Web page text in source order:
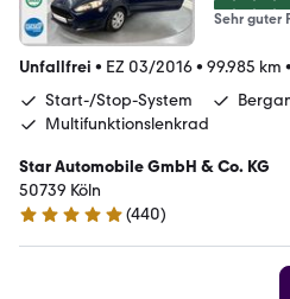
Sehr guter
Unfallfrei • EZ 03/2016• 99.985 km •
Start-/Stop-System
Multifunktionslenkrad
Star Automobile GmbH & Co. KG
50739 Köln
4.8 Sterne
(440)